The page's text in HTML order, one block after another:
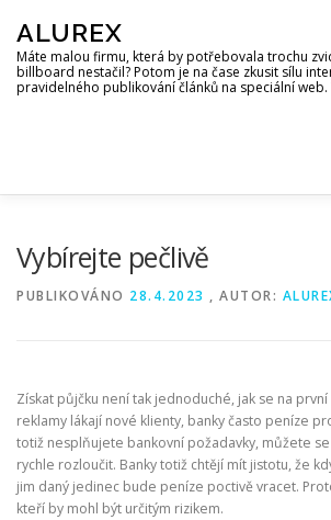
obsah
ALUREX
Máte malou firmu, která by potřebovala trochu
billboard nestačil? Potom je na čase zkusit sílu
pravidelného publikování článků na speciální web.
Vybírejte pečlivě
PUBLIKOVÁNO 28.4.2023 , AUTOR:
Získat půjčku není tak jednoduché, jak se na
reklamy lákají nové klienty, banky často peníze
totiž nesplňujete bankovní požadavky, můžete
rychle rozloučit. Banky totiž chtějí mít jistotu, že
jim daný jedinec bude peníze poctivě vracet.
kteří by mohl být určitým rizikem.